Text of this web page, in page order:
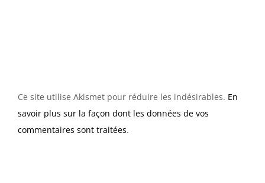
Ce site utilise Akismet pour réduire les indésirables. En
savoir plus sur la façon dont les données de vos
commentaires sont traitées.